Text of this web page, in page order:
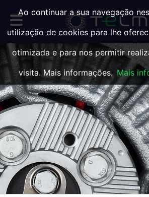
Ao continuar a sua navegação
utilização de cookies para lhe
otimizada e para nos permitir
visita. Mais informações. Mais